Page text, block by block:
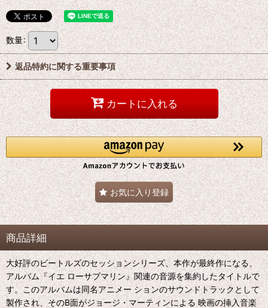
数量:
返品特約に関する重要事項
カートに入れる
お気に入り登録
商品詳細
大好評のビートルズのセッションシリーズ、本作が最終作になる、
アルバム『イエ ローサブマリン』関連の音源を集約したタイトルで
す。このアルバムは同名アニメー ションのサウンドトラックとして
製作され、そのB面がジョージ・マーティンによる 映画の挿入音楽